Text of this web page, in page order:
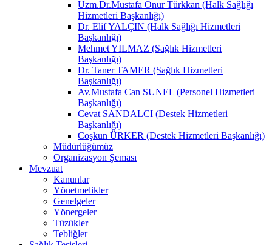
Uzm.Dr.Mustafa Onur Türkkan (Halk Sağlığı
Hizmetleri Başkanlığı)
Dr. Elif YALÇIN (Halk Sağlığı Hizmetleri
Başkanlığı)
Mehmet YILMAZ (Sağlık Hizmetleri
Başkanlığı)
Dr. Taner TAMER (Sağlık Hizmetleri
Başkanlığı)
Av.Mustafa Can SUNEL (Personel Hizmetleri
Başkanlığı)
Cevat SANDALCI (Destek Hizmetleri
Başkanlığı)
Coşkun ÜRKER (Destek Hizmetleri Başkanlığı)
Müdürlüğümüz
Organizasyon Şeması
Mevzuat
Kanunlar
Yönetmelikler
Genelgeler
Yönergeler
Tüzükler
Tebliğler